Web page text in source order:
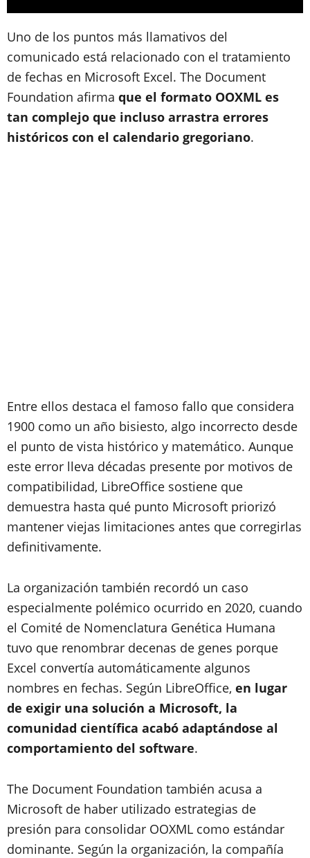
Uno de los puntos más llamativos del
comunicado está relacionado con el tratamiento
de fechas en Microsoft Excel. The Document
Foundation afirma que el formato OOXML es
tan complejo que incluso arrastra errores
históricos con el calendario gregoriano.
Entre ellos destaca el famoso fallo que considera
1900 como un año bisiesto, algo incorrecto desde
el punto de vista histórico y matemático. Aunque
este error lleva décadas presente por motivos de
compatibilidad, LibreOffice sostiene que
demuestra hasta qué punto Microsoft priorizó
mantener viejas limitaciones antes que corregirlas
definitivamente.
La organización también recordó un caso
especialmente polémico ocurrido en 2020, cuando
el Comité de Nomenclatura Genética Humana
tuvo que renombrar decenas de genes porque
Excel convertía automáticamente algunos
nombres en fechas. Según LibreOffice, en lugar
de exigir una solución a Microsoft, la
comunidad científica acabó adaptándose al
comportamiento del software.
The Document Foundation también acusa a
Microsoft de haber utilizado estrategias de
presión para consolidar OOXML como estándar
dominante. Según la organización, la compañía